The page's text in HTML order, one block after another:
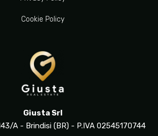
Cookie Policy
Giusta Srl
A - Brindisi (BR) - P.IVA 02545170744